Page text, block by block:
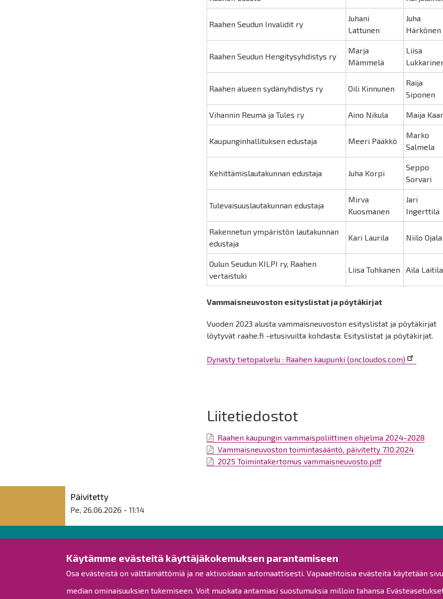
Käytämme evästeitä käyttäjäkokemuksen parantamiseen
Osa evästeistä on välttämättömiä ja ne aktivoidaan automaattisesti. Vapaaehtoisia evästeitä käytetään
median ominaisuuksien tukemiseen. Voit muokata antamiasi suostumuksia milloin tahansa
Raahen Seudun Invalidit ry
Juhani
Lattunen
Juha
Härkönen
Raahen Seudun Hengitysyhdistys ry
Marja
Mämmelä
Liisa
Raahen alueen sydänyhdistys ry Oili Kinnunen
Raija
Siponen
Vihannin Reuma ja Tules ry Aino Nikula Maija
Kaupunginhallituksen edustaja Meeri Pääkkö
Marko
Salmela
Kehittämislautakunnan edustaja Juha Korpi
Seppo
Sorvari
Tulevaisuuslautakunnan edustaja
Mirva
Kuosmanen
Jari
Ingerttilä
Rakennetun ympäristön lautakunnan
edustaja
Kari Laurila Niilo Ojala
Oulun Seudun KILPI ry, Raahen
vertaistuki
Liisa Tuhkanen Aila Laitila
Vammaisneuvoston esityslistat ja pöytäkirjat
Vuoden 2023 alusta vammaisneuvoston esityslistat ja pöytäkirjat
löytyvät raahe.fi -etusivuilta kohdasta: Esityslistat ja pöytäkirjat.
Dynasty tietopalvelu : Raahen kaupunki (oncloudos.com)
Liitetiedostot
Raahen kaupungin vammaispoliittinen ohjelma 2024-2028
Vammaisneuvoston toimintasääntö, päivitetty 7.10.2024
2025 Toimintakertomus vammaisneuvosto.pdf
Päivitetty
Pe, 26.06.2026 - 11:14
Raahen kaupunki
Rantakatu 50
92100 Raahe
Ota yhteyttä!
Yleinen palaute
Toimipisteet